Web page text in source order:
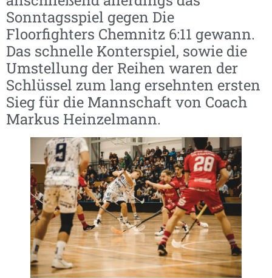
Sonntagsspiel gegen Die
Floorfighters Chemnitz 6:11 gewann.
Das schnelle Konterspiel, sowie die
Umstellung der Reihen waren der
Schlüssel zum lang ersehnten ersten
Sieg für die Mannschaft von Coach
Markus Heinzelmann.